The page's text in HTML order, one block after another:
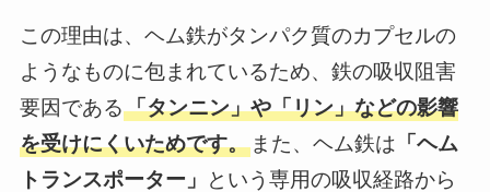
この理由は、ヘム鉄がタンパク質のカプセルの
ようなものに包まれているため、鉄の吸収阻害
要因である「タンニン」や「リン」などの影響
を受けにくいためです。また、ヘム鉄は 「ヘム
トランスポーター」
という専用の吸収経路から